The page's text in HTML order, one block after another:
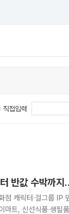
직접입력
반값 수박까
점 캐릭터·걸그룹 IP
식품·생필품 ‘반값 경쟁’ 맞불 유통가